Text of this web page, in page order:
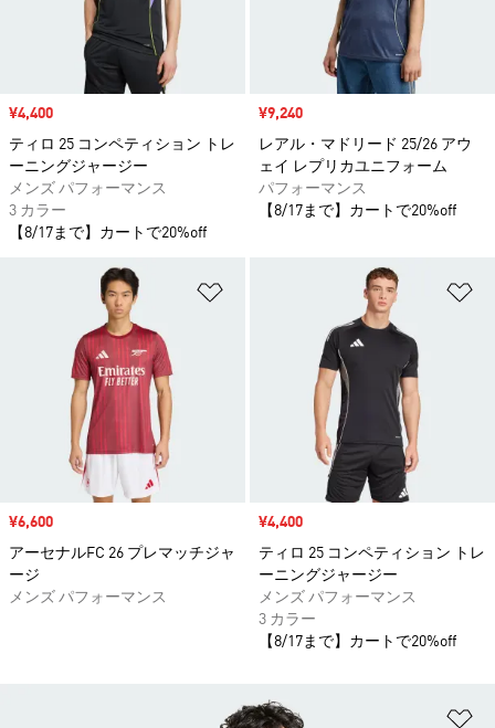
セール価格
¥4,400
ティロ 25 コンペティション トレ
ーニングジャージー
メンズ パフォーマンス
3 カラー
【8/17まで】カートで20%off
セール価格
¥9,240
レアル・マドリード 25/26 アウ
ェイ レプリカユニフォーム
パフォーマンス
【8/17まで】カートで20%off
ほしいものリストに追加
セール価格
¥6,600
アーセナルFC 26 プレマッチジャ
ージ
メンズ パフォーマンス
セール価格
¥4,400
ティロ 25 コンペティション トレ
ーニングジャージー
メンズ パフォーマンス
3 カラー
【8/17まで】カートで20%off